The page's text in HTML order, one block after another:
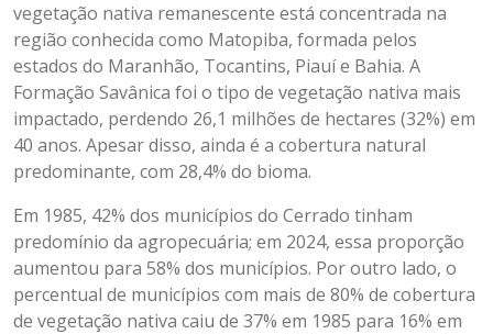
vegetação nativa remanescente está concentrada na
região conhecida como Matopiba, formada pelos
estados do Maranhão, Tocantins, Piauí e Bahia. A
Formação Savânica foi o tipo de vegetação nativa mais
impactado, perdendo 26,1 milhões de hectares (32%) em
40 anos. Apesar disso, ainda é a cobertura natural
predominante, com 28,4% do bioma.
Em 1985, 42% dos municípios do Cerrado tinham
predomínio da agropecuária; em 2024, essa proporção
aumentou para 58% dos municípios. Por outro lado, o
percentual de municípios com mais de 80% de cobertura
de vegetação nativa caiu de 37% em 1985 para 16% em